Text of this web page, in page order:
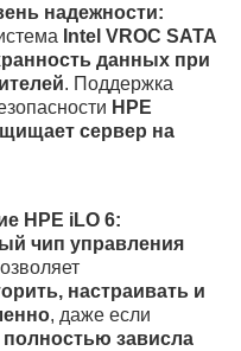
надежности:
Intel VROC SATA
данных при
. Поддержка
HPE
сервер на
HPE iLO 6:
чип управления
настраивать и
, даже если
зависла